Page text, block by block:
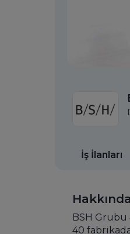
İş İlanları
Hakkında
BSH
40